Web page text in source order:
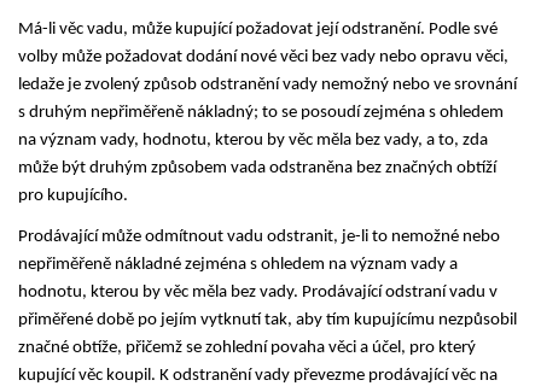
Má-li věc vadu, může kupující požadovat její odstranění. Podle své
volby může požadovat dodání nové věci bez vady nebo opravu věci,
ledaže je zvolený způsob odstranění vady nemožný nebo ve srovnání
s druhým nepřiměřeně nákladný; to se posoudí zejména s ohledem
na význam vady, hodnotu, kterou by věc měla bez vady, a to, zda
může být druhým způsobem vada odstraněna bez značných obtíží
pro kupujícího.
Prodávající může odmítnout vadu odstranit, je-li to nemožné nebo
nepřiměřeně nákladné zejména s ohledem na význam vady a
hodnotu, kterou by věc měla bez vady. Prodávající odstraní vadu v
přiměřené době po jejím vytknutí tak, aby tím kupujícímu nezpůsobil
značné obtíže, přičemž se zohlední povaha věci a účel, pro který
kupující věc koupil. K odstranění vady převezme prodávající věc na